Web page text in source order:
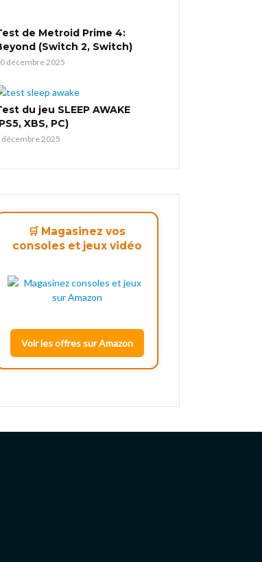
de Metroid Prime 4:
(Switch 2, Switch)
décembre 2025
du jeu SLEEP AWAKE
XBS, PC)
décembre 2025
🛒 Magasinez vos
consoles et jeux vidéo
Voir les offres sur Amazon